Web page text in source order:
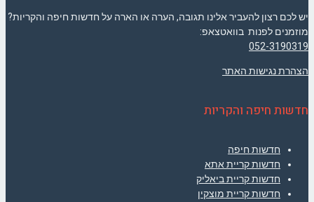
יש לכם רצון להעביר אלינו תגובה, הערה או הארה על חדשות חיפה והקריות?
מוזמנים לפנות בוואטצאפ:
052-3190319
הצהרת נגישות האתר
חדשות חיפה והקריות
חדשות חיפה
חדשות קריית אתא
חדשות קריית ביאליק
חדשות קריית מוצקין